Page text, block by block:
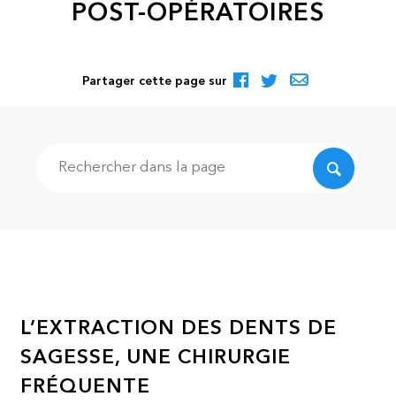
POST-OPÉRATOIRES
Partager cette page sur
L’EXTRACTION DES DENTS DE
SAGESSE, UNE CHIRURGIE
FRÉQUENTE